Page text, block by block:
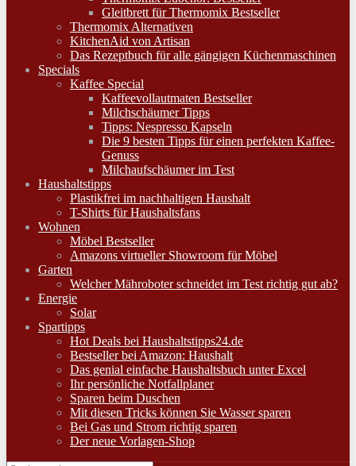
Gleitbrett für Thermomix Bestseller
Thermomix Alternativen
KitchenAid von Artisan
Das Rezeptbuch für alle gängigen Küchenmaschinen
Specials
Kaffee Special
Kaffeevollautmaten Bestseller
Milchschäumer Tipps
Tipps: Nespresso Kapseln
Die 9 besten Tipps für einen perfekten Kaffee-
Genuss
Milchaufschäumer im Test
Haushaltstipps
Plastikfrei im nachhaltigen Haushalt
T-Shirts für Haushaltsfans
Wohnen
Möbel Bestseller
Amazons virtueller Showroom für Möbel
Garten
Welcher Mähroboter schneidet im Test richtig gut ab?
Energie
Solar
Spartipps
Hot Deals bei Haushaltstipps24.de
Bestseller bei Amazon: Haushalt
Das genial einfache Haushaltsbuch unter Excel
Ihr persönliche Notfallplaner
Sparen beim Duschen
Mit diesen Tricks können Sie Wasser sparen
Bei Gas und Strom richtig sparen
Der neue Vorlagen-Shop